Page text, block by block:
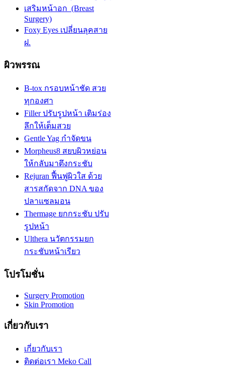
เสริมหน้าอก (Breast
Surgery)
Foxy Eyes เปลี่ยนลุคสาย
ฝ.
ผิวพรรณ
B-tox กรอบหน้าชัด สวย
ทุกองศา
Filler ปรับรูปหน้า เติมร่อง
ลึกให้เต็มสวย
Gentle Yag กำจัดขน
Morpheus8 สยบผิวหย่อน
ให้กลับมาตึงกระชับ
Rejuran ฟื้นฟูผิวใส ด้วย
สารสกัดจาก DNA ของ
ปลาแซลมอน
Thermage ยกกระชับ ปรับ
รูปหน้า
Ulthera นวัตกรรมยก
กระชับหน้าเรียว
โปรโมชั่น
Surgery Promotion
Skin Promotion
เกี่ยวกับเรา
เกี่ยวกับเรา
ติดต่อเรา Meko Call